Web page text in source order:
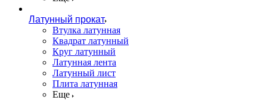
Латунный прокат
Втулка латунная
Квадрат латунный
Круг латунный
Латунная лента
Латунный лист
Плита латунная
Еще